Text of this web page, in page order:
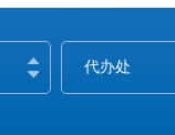
代办处